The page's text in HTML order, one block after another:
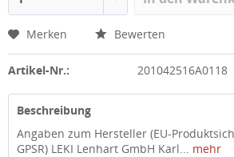
Merken Bewerten
Artikel-Nr.: 201042516A0118
Beschreibung
Angaben zum Hersteller (EU-
GPSR) LEKI Lenhart GmbH Karl... mehr